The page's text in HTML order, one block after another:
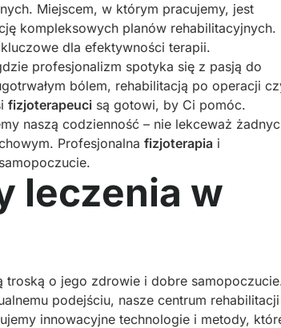
Miejscem, w którym pracujemy, jest
kompleksowych planów rehabilitacyjnych.
dla efektywności terapii.
profesjonalizm spotyka się z pasją do
bólem, rehabilitacją po operacji
fizjoterapeuci są gotowi, by Ci pomóc.
naszą codzienność – nie lekceważ
Profesjonalna fizjoterapia i
leczenia w
o jego zdrowie i dobre
podejściu, nasze centrum
innowacyjne technologie i metody,